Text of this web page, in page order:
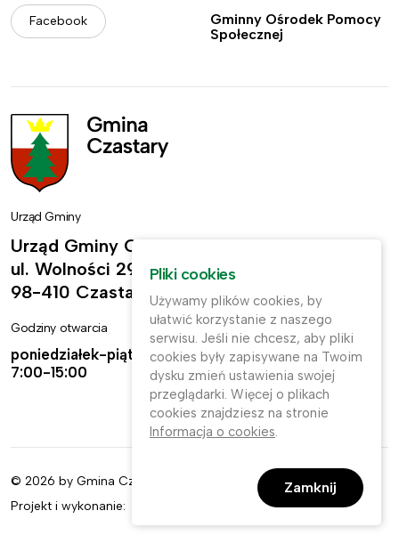
Facebook
Gminny Ośrodek Pomocy
Społecznej
Urząd Gminy
Urząd Gminy Czastary
ul. Wolności 29,
98-410 Czastary
Godziny otwarcia
poniedziałek-piątek:
7:00-15:00
Kontakt
ug@czastary.pl
(62) 784-31-11
(62) 784-31-91
© 2026 by Gmina Czastary. Wszelkie prawa zastrzeżone.
Projekt i wykonanie:
Pliki cookies
Używamy plików cookies, by
ułatwić korzystanie z naszego
serwisu. Jeśli nie chcesz, aby pliki
cookies były zapisywane na Twoim
dysku zmień ustawienia swojej
przeglądarki. Więcej o plikach
cookies znajdziesz na stronie
Informacja o cookies.
Zamknij